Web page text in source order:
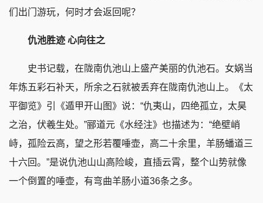
们出门游玩，何时才会返回呢？
仇池胜迹 心向往之
史书记载，在陇南仇池山上盛产美丽的仇池石。女娲当
年炼五彩石补天，所余之石就被丢弃在陇南仇池山上。《太
平御览》引《遁甲开山图》说：“仇夷山，四绝孤立，太昊
之治，伏羲生处。”郦道元《水经注》也描述为：“绝壁峭
峙，孤险云高，望之形若覆唾壶，高二十余里，羊肠蟠道三
十六回。”是说仇池山山高险峻，直插云霄，整个山势就像
一个倒置的唾壶，有弯曲羊肠小道36条之多。